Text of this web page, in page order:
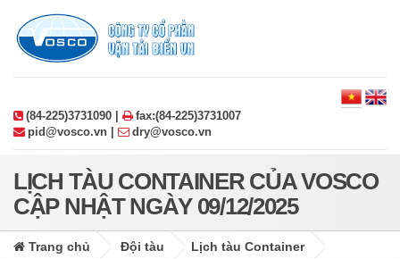
(84-225)3731090 |
fax:(84-225)3731007
pid@vosco.vn |
dry@vosco.vn
LỊCH TÀU CONTAINER CỦA VOSCO
CẬP NHẬT NGÀY 09/12/2025
Trang chủ Đội tàu Lịch tàu Container